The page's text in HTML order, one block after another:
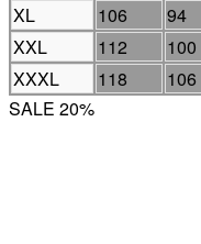
XL
106 94
XXL
112 100
XXXL
118 106
SALE 20%